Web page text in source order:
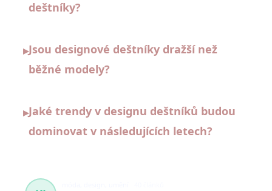
deštníky?
▸Jsou designové deštníky dražší než
běžné modely?
▸Jaké trendy v designu deštníků budou
dominovat v následujících letech?